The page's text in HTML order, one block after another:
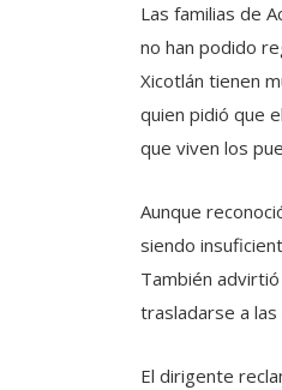
Las familias de
no han podido
Xicotlán tienen
quien pidió que
que viven los
Aunque
siendo
También
trasladarse a
El dirigente